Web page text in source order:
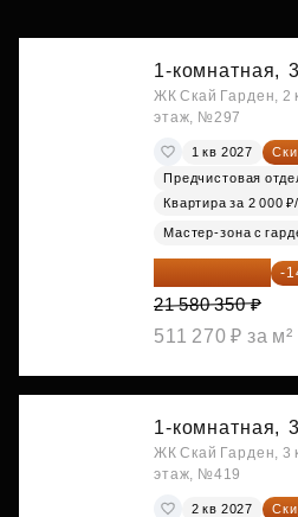
1-комнатная,
ЖК Скай Гарден, 2
этаж, №297
1 кв 2027
Предчистовая
Квартира за 2 000
Мастер-зона с
18 559 101 ₽ -
21 580 350 ₽
511 270 ₽ за м²
1-комнатная,
ЖК Скай Гарден, 3
этаж, №419
2 кв 2027